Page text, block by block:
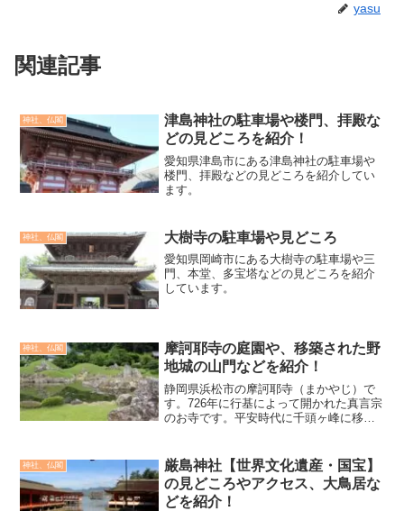
yasu
関連記事
神社、仏閣
津島神社の駐車場や楼門、拝殿な
どの見どころを紹介！
愛知県津島市にある津島神社の駐車場や
楼門、拝殿などの見どころを紹介してい
ます。
神社、仏閣 大樹寺の駐車場や見どころ
愛知県岡崎市にある大樹寺の駐車場や三
門、本堂、多宝塔などの見どころを紹介
しています。
神社、仏閣
摩訶耶寺の庭園や、移築された野
地城の山門などを紹介！
静岡県浜松市の摩訶耶寺（まかやじ）で
す。726年に行基によって開かれた真言宗
のお寺です。平安時代に千頭ヶ峰に移さ
天皇の勅願により、今の場所に移されま
した。ご本尊は厄除正...
神社、仏閣
厳島神社【世界文化遺産・国宝】
の見どころやアクセス、大鳥居な
どを紹介！